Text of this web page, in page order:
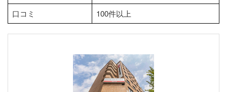
口コミ
100件以上